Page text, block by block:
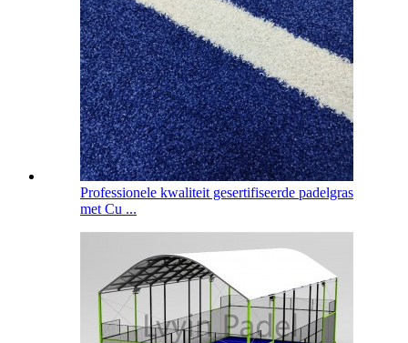
Professionele kwaliteit gesertifiseerde padelgras
met Cu ...